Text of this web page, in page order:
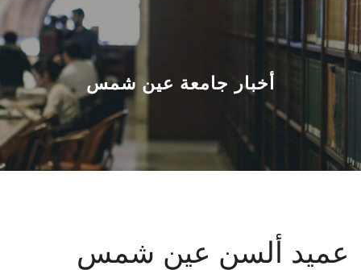
عن الجامعة
القطاعـات
الشئون الأكاديمية
البحث العلمي
المراكز والوحدات
أخبار جامعة عين شمس
عميد ألسن عين شمس